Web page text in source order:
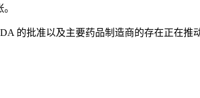
的批准以及主要药品制造商的存在正在推